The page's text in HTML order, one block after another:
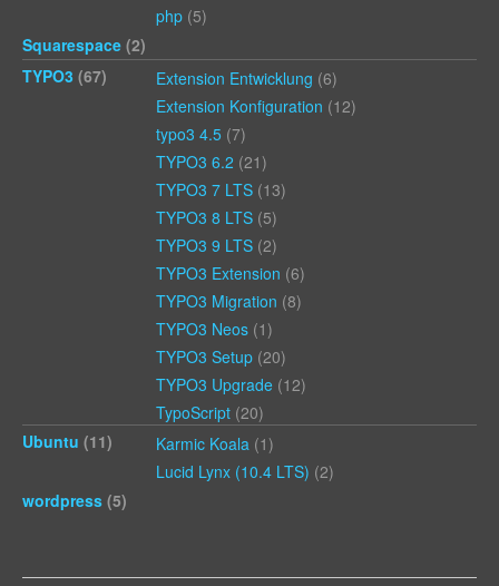
php (5)
Squarespace (2)
TYPO3 (67) Extension Entwicklung (6)
Extension Konfiguration (12)
typo3 4.5 (7)
TYPO3 6.2 (21)
TYPO3 7 LTS (13)
TYPO3 8 LTS (5)
TYPO3 9 LTS (2)
TYPO3 Extension (6)
TYPO3 Migration (8)
TYPO3 Neos (1)
TYPO3 Setup (20)
TYPO3 Upgrade (12)
TypoScript (20)
Ubuntu (11) Karmic Koala (1)
Lucid Lynx (10.4 LTS) (2)
wordpress (5)